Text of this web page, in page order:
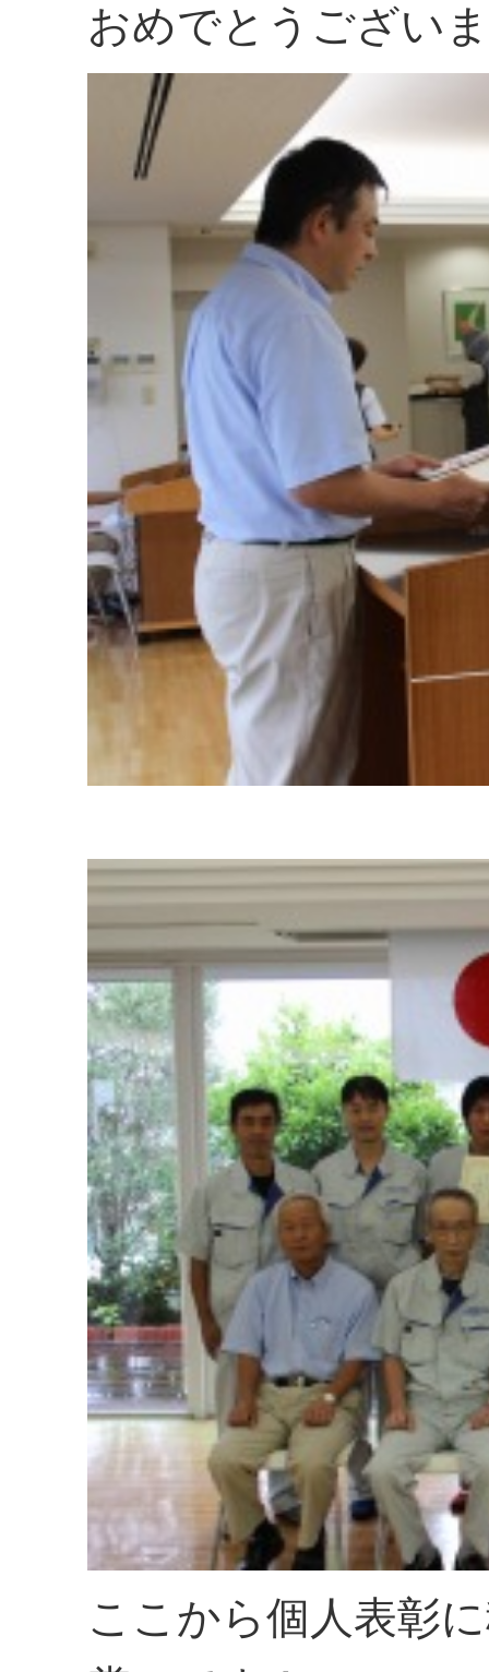
おめでとうござい
ここから個人表彰